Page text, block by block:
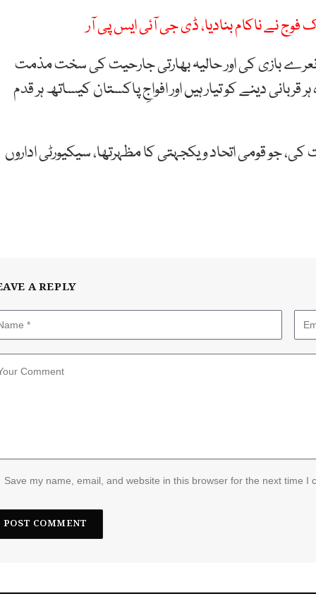
بازی کی اور حالیہ بھارتی جارحیت کی سخت مذمت
دینے کو تیار ہیں اور افواجِ پاکستان کیساتھ ہر قدم
جو قومی اتحاد و یکجہتی کا مظہرتھا، سیکیورٹی اداروں
A REPLY
Save my name, email, and website in this browser for the next time I